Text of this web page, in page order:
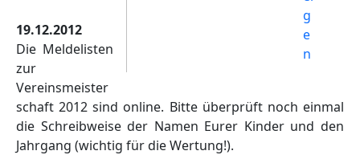
19.12.2012
Die Meldelisten
zur
Vereinsmeister
schaft 2012 sind online. Bitte überprüft noch einmal
die Schreibweise der Namen Eurer Kinder und den
Jahrgang (wichtig für die Wertung!).